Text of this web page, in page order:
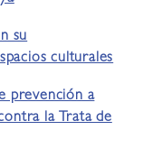
su
culturales
prevención a
la Trata de